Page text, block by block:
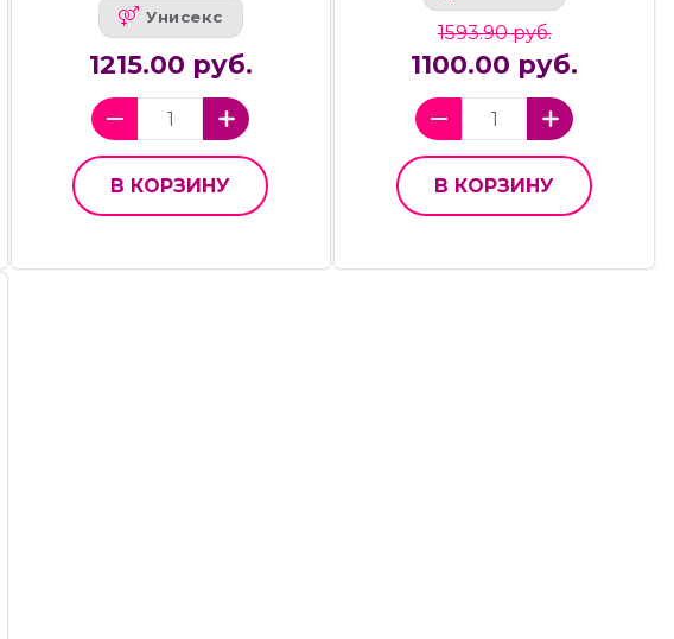
Унисекс
1215.00 руб.
В КОРЗИНУ
1593.90 руб.
1100.00 руб.
В КОРЗИНУ